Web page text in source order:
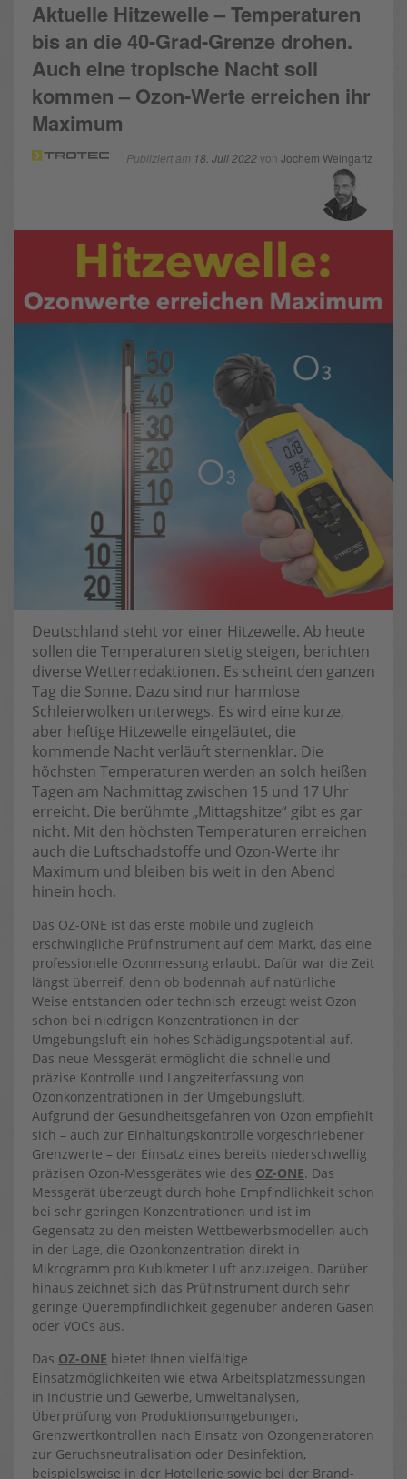
Aktuelle Hitzewelle – Temperaturen
bis an die 40-Grad-Grenze drohen.
Auch eine tropische Nacht soll
kommen – Ozon-Werte erreichen ihr
Maximum
Publiziert am 18. Juli 2022von Jochem Weingartz
Deutschland steht vor einer Hitzewelle. Ab heute
sollen die Temperaturen stetig steigen, berichten
diverse Wetterredaktionen. Es scheint den ganzen
Tag die Sonne. Dazu sind nur harmlose
Schleierwolken unterwegs. Es wird eine kurze,
aber heftige Hitzewelle eingeläutet, die
kommende Nacht verläuft sternenklar. Die
höchsten Temperaturen werden an solch heißen
Tagen am Nachmittag zwischen 15 und 17 Uhr
erreicht. Die berühmte „Mittagshitze“ gibt es gar
nicht. Mit den höchsten Temperaturen erreichen
auch die Luftschadstoffe und Ozon-Werte ihr
Maximum und bleiben bis weit in den Abend
hinein hoch.
Das OZ-ONE ist das erste mobile und zugleich
erschwingliche Prüfinstrument auf dem Markt, das eine
professionelle Ozonmessung erlaubt. Dafür war die Zeit
längst überreif, denn ob bodennah auf natürliche
Weise entstanden oder technisch erzeugt weist Ozon
schon bei niedrigen Konzentrationen in der
Umgebungsluft ein hohes Schädigungspotential auf.
Das neue Messgerät ermöglicht die schnelle und
präzise Kontrolle und Langzeiterfassung von
Ozonkonzentrationen in der Umgebungsluft.
Aufgrund der Gesundheitsgefahren von Ozon empfiehlt
sich – auch zur Einhaltungskontrolle vorgeschriebener
Grenzwerte – der Einsatz eines bereits niederschwellig
präzisen Ozon-Messgerätes wie des OZ-ONE. Das
Messgerät überzeugt durch hohe Empfindlichkeit schon
bei sehr geringen Konzentrationen und ist im
Gegensatz zu den meisten Wettbewerbsmodellen auch
in der Lage, die Ozonkonzentration direkt in
Mikrogramm pro Kubikmeter Luft anzuzeigen. Darüber
hinaus zeichnet sich das Prüfinstrument durch sehr
geringe Querempfindlichkeit gegenüber anderen Gasen
oder VOCs aus.
Das OZ-ONE bietet Ihnen vielfältige
Einsatzmöglichkeiten wie etwa Arbeitsplatzmessungen
in Industrie und Gewerbe, Umweltanalysen,
Überprüfung von Produktionsumgebungen,
Grenzwertkontrollen nach Einsatz von Ozongeneratoren
zur Geruchsneutralisation oder Desinfektion,
beispielsweise in der Hotellerie sowie bei der Brand-